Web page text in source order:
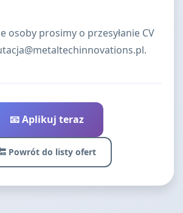
osoby prosimy o przesyłanie CV
.
📧 Aplikuj teraz
Powrót do listy ofert